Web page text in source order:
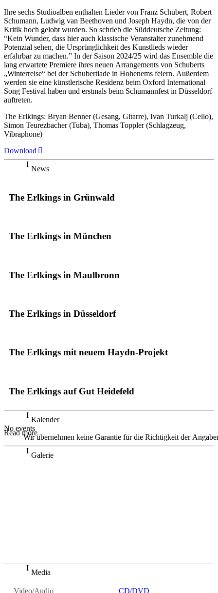
Ihre sechs Studioalben enthalten Lieder von Franz Schubert, Robert
Schumann, Ludwig van Beethoven und Joseph Haydn, die von der
Kritik hoch gelobt wurden. So schrieb die Süddeutsche Zeitung:
“Kein Wunder, dass hier auch klassische Veranstalter zunehmend
Potenzial sehen, die Ursprünglichkeit des Kunstlieds wieder
erfahrbar zu machen.” In der Saison 2024/25 wird das Ensemble die
lang erwartete Premiere ihres neuen Arrangements von Schuberts
„Winterreise“ bei der Schubertiade in Hohenems feiern. Außerdem
werden sie eine künstlerische Residenz beim Oxford International
Song Festival haben und erstmals beim Schumannfest in Düsseldorf
auftreten.
The Erlkings: Bryan Benner (Gesang, Gitarre), Ivan Turkalj (Cello),
Simon Teurezbacher (Tuba), Thomas Toppler (Schlagzeug,
Vibraphone)
Download
News
The Erlkings in Grünwald
The Erlkings in München
The Erlkings in Maulbronn
The Erlkings in Düsseldorf
The Erlkings mit neuem Haydn-Projekt
The Erlkings auf Gut Heidefeld
Kalender
No events
Read more
Wir übernehmen keine Garantie für die Richtigkeit der
Galerie
Media
Video/Audio CD/DVD